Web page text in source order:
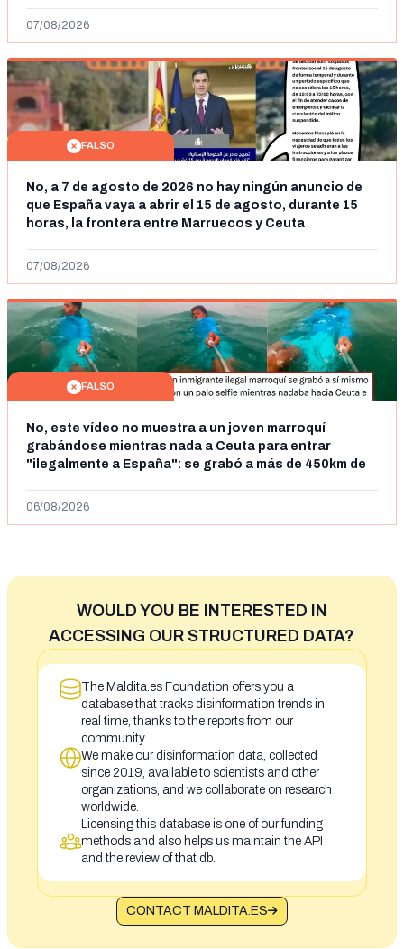
07/08/2026
FALSO
No, a 7 de agosto de 2026 no hay ningún anuncio de
que España vaya a abrir el 15 de agosto, durante 15
horas, la frontera entre Marruecos y Ceuta
07/08/2026
FALSO
No, este vídeo no muestra a un joven marroquí
grabándose mientras nada a Ceuta para entrar
"ilegalmente a España": se grabó a más de 450km de
06/08/2026
WOULD YOU BE INTERESTED IN
ACCESSING OUR STRUCTURED DATA?
The Maldita.es Foundation offers you a
database that tracks disinformation trends in
real time, thanks to the reports from our
community
We make our disinformation data, collected
since 2019, available to scientists and other
organizations, and we collaborate on research
worldwide.
Licensing this database is one of our funding
methods and also helps us maintain the API
and the review of that db.
CONTACT MALDITA.ES